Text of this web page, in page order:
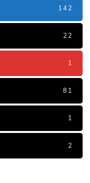
142
22
1
81
1
2